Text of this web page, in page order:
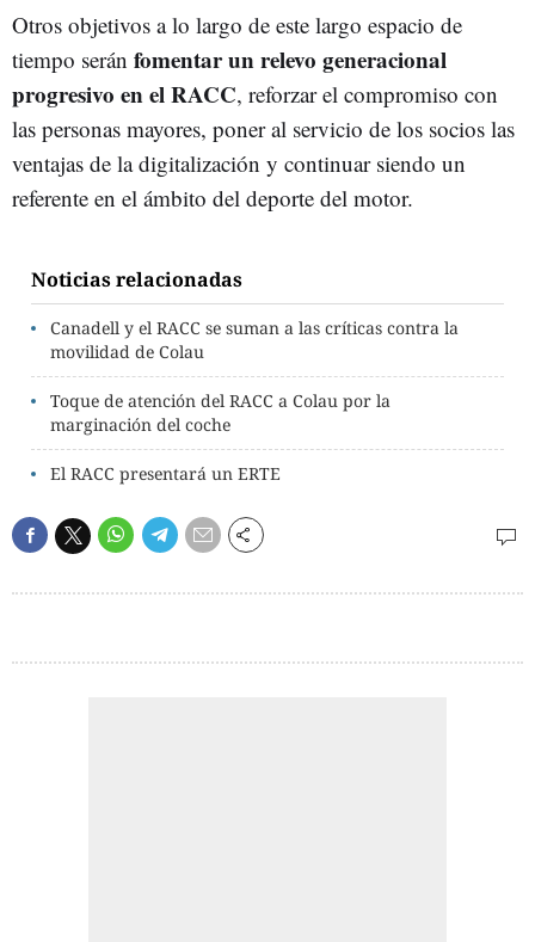
Otros objetivos a lo largo de este largo espacio de
tiempo serán fomentar un relevo generacional
progresivo en el RACC, reforzar el compromiso con
las personas mayores, poner al servicio de los socios las
ventajas de la digitalización y continuar siendo un
referente en el ámbito del deporte del motor.
Noticias relacionadas
Canadell y el RACC se suman a las críticas contra la
movilidad de Colau
Toque de atención del RACC a Colau por la
marginación del coche
El RACC presentará un ERTE